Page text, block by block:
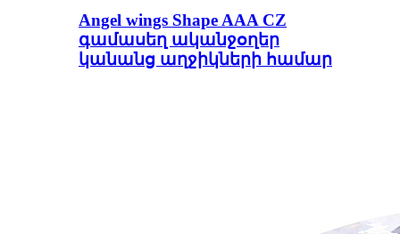
Angel wings Shape AAA CZ
գամասեղ ականջօղեր
կանանց աղջիկների համար